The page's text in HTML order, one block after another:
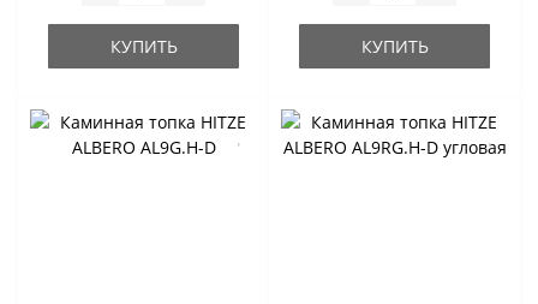
КУПИТЬ КУПИТЬ